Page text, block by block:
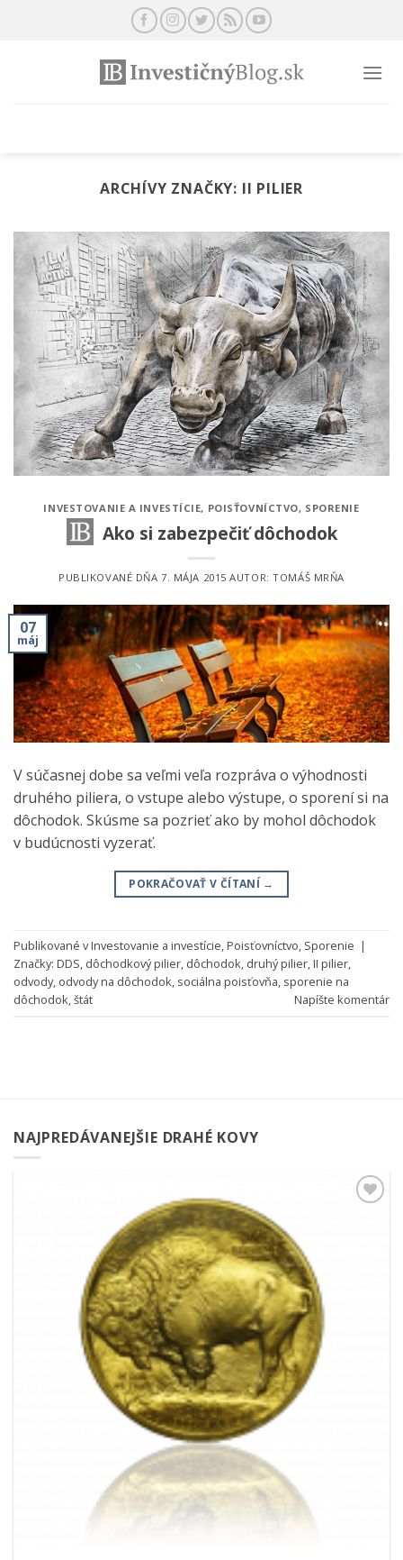
ARCHÍVY ZNAČKY: II PILIER
INVESTOVANIE A INVESTÍCIE, POISŤOVNÍCTVO, SPORENIE
Ako si zabezpečiť dôchodok
PUBLIKOVANÉ DŇA7. MÁJA 2015 AUTOR:TOMÁŠ MRŇA
07
máj
V súčasnej dobe sa veľmi veľa rozpráva o výhodnosti
druhého piliera, o vstupe alebo výstupe, o sporení si na
dôchodok. Skúsme sa pozrieť ako by mohol dôchodok
v budúcnosti vyzerať.
POKRAČOVAŤ V ČÍTANÍ →
Publikované vInvestovanie a investície,Poisťovníctvo, Sporenie |
Značky: DDS, dôchodkový pilier, dôchodok, druhý pilier,II pilier,
odvody, odvody na dôchodok, sociálna poisťovňa, sporenie na
dôchodok,štát Napíšte komentár
NAJPREDÁVANEJŠIE DRAHÉ KOVY